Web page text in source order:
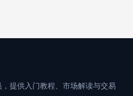
提供入门教程、市场解读与交易